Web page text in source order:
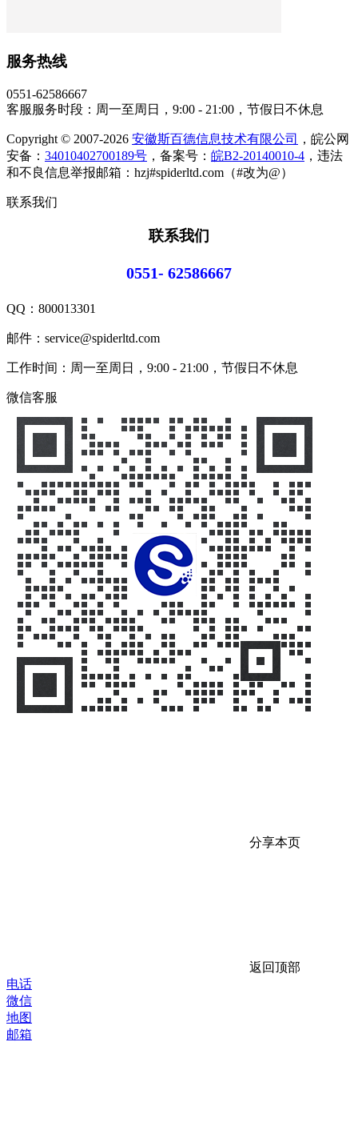
服务热线
0551-62586667
客服服务时段：周一至周日，9:00 - 21:00，节假日不休息
Copyright © 2007-2026 安徽斯百德信息技术有限公司
，皖公网
安备： 34010402700189号 ，备案号： 皖B2-20140010-4 ，违法
和不良信息举报邮箱：hzj#spiderltd.com（#改为@）
联系我们
联系我们
0551- 62586667
QQ： 800013301
邮件：service@spiderltd.com
工作时间：周一至周日，9:00 - 21:00，节假日不休息
微信客服
分享本页
返回顶部
电话
微信
地图
邮箱